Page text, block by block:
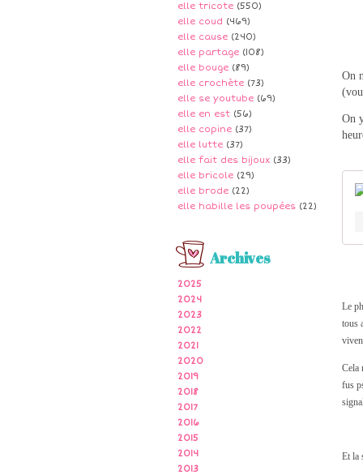
elle tricote (550)
elle coud (469)
elle cause (240)
elle partage (108)
elle bouge (89)
elle crochète (73)
elle se youtube (69)
elle en est (56)
elle copine (37)
elle lutte (37)
elle fait des bijoux (33)
elle bricole (29)
elle brode (22)
elle habille les poupées (22)
Archives
2025
2024
2023
2022
2021
2020
2019
2018
2017
2016
2015
2014
2013
On
On
Le
tous
Cela
fus
Et la